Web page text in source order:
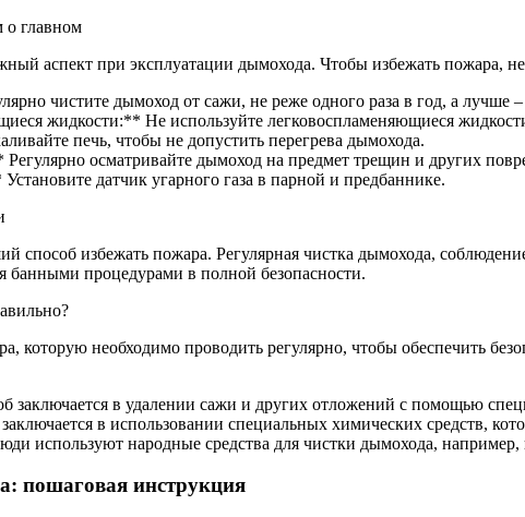
о главном
аспект при эксплуатации дымохода. Чтобы избежать пожара,
чистите дымоход от сажи, не реже одного раза в год, а лучше –
жидкости:** Не используйте легковоспламеняющиеся
печь, чтобы не допустить перегрева дымохода.
осматривайте дымоход на предмет трещин и других
датчик угарного газа в парной и предбаннике.
способ избежать пожара. Регулярная чистка дымохода,
банными процедурами в полной безопасности.
которую необходимо проводить регулярно, чтобы обеспечить
заключается в удалении сажи и других отложений с помощью
в использовании специальных химических средств,
используют народные средства для чистки дымохода, например,
пошаговая инструкция